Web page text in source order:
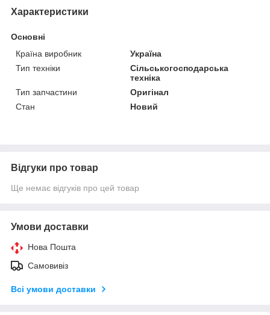
Характеристики
Основні
Країна виробник
Україна
Тип техніки
Сільськогосподарська
техніка
Тип запчастини
Оригінал
Стан
Новий
Відгуки про товар
Ще немає відгуків про цей товар
Умови доставки
Нова Пошта
Самовивіз
Всі умови доставки